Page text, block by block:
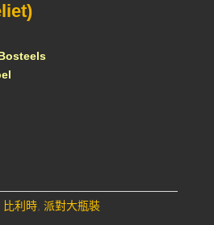
比利時, 派對大瓶裝